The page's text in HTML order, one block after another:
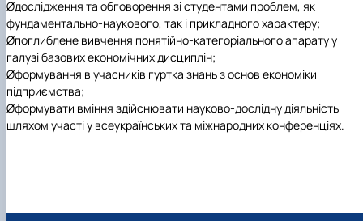
Øдослідження та обговорення зі студентами проблем, як
фундаментально-наукового, так і прикладного характеру;
Øпоглиблене вивчення понятійно-категоріального апарату у
галузі базових економічних дисциплін;
Øформування в учасників гуртка знань з основ економіки
підприємства;
Øформувати вміння здійснювати науково-дослідну діяльність
шляхом участі у всеукраїнських та міжнародних конференціях.